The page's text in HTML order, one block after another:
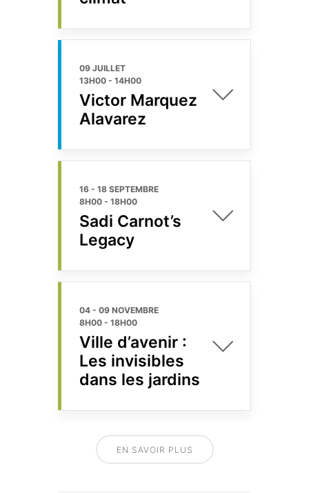
09 JUILLET
13H00 - 14H00
Victor Marquez
Alavarez
16 - 18 SEPTEMBRE
8H00 - 18H00
Sadi Carnot’s
Legacy
04 - 09 NOVEMBRE
8H00 - 18H00
Ville d’avenir :
Les invisibles
dans les jardins
EN SAVOIR PLUS